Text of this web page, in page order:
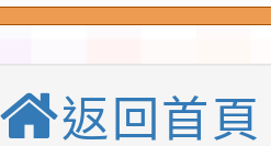
理後續甄選)
案
補助參觀特色
返回首頁